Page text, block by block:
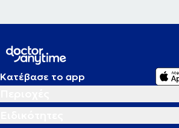
Κατέβασε το app